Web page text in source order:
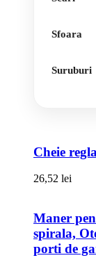
Sfoara
Suruburi
Cheie
26,52 lei
Maner
spirala,
porti de